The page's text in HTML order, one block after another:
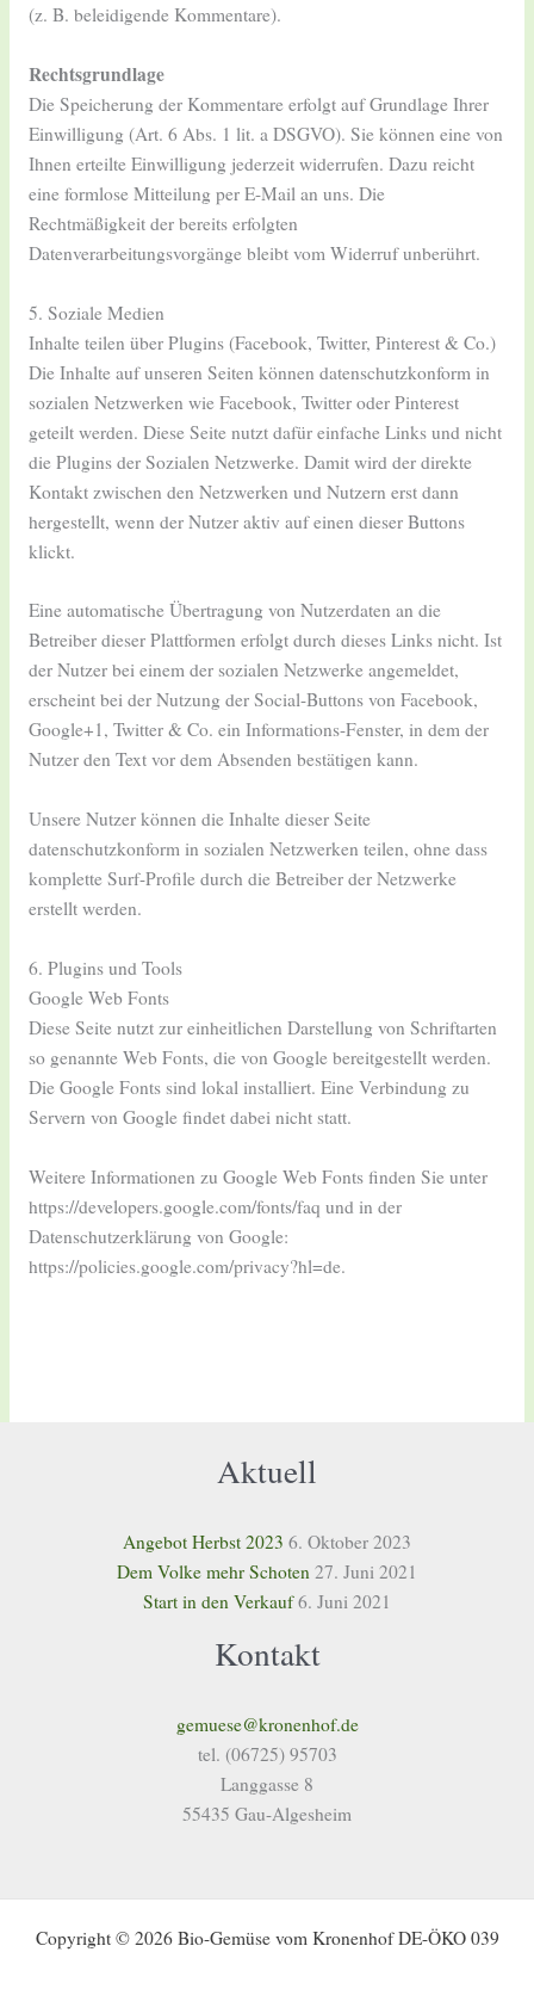
(z. B. beleidigende Kommentare).
Rechtsgrundlage
Die Speicherung der Kommentare erfolgt auf Grundlage Ihrer
Einwilligung (Art. 6 Abs. 1 lit. a DSGVO). Sie können eine von
Ihnen erteilte Einwilligung jederzeit widerrufen. Dazu reicht
eine formlose Mitteilung per E-Mail an uns. Die
Rechtmäßigkeit der bereits erfolgten
Datenverarbeitungsvorgänge bleibt vom Widerruf unberührt.
5. Soziale Medien
Inhalte teilen über Plugins (Facebook, Twitter, Pinterest & Co.)
Die Inhalte auf unseren Seiten können datenschutzkonform in
sozialen Netzwerken wie Facebook, Twitter oder Pinterest
geteilt werden. Diese Seite nutzt dafür einfache Links und nicht
die Plugins der Sozialen Netzwerke. Damit wird der direkte
Kontakt zwischen den Netzwerken und Nutzern erst dann
hergestellt, wenn der Nutzer aktiv auf einen dieser Buttons
klickt.
Eine automatische Übertragung von Nutzerdaten an die
Betreiber dieser Plattformen erfolgt durch dieses Links nicht. Ist
der Nutzer bei einem der sozialen Netzwerke angemeldet,
erscheint bei der Nutzung der Social-Buttons von Facebook,
Google+1, Twitter & Co. ein Informations-Fenster, in dem der
Nutzer den Text vor dem Absenden bestätigen kann.
Unsere Nutzer können die Inhalte dieser Seite
datenschutzkonform in sozialen Netzwerken teilen, ohne dass
komplette Surf-Profile durch die Betreiber der Netzwerke
erstellt werden.
6. Plugins und Tools
Google Web Fonts
Diese Seite nutzt zur einheitlichen Darstellung von Schriftarten
so genannte Web Fonts, die von Google bereitgestellt werden.
Die Google Fonts sind lokal installiert. Eine Verbindung zu
Servern von Google findet dabei nicht statt.
Weitere Informationen zu Google Web Fonts finden Sie unter
https://developers.google.com/fonts/faq und in der
Datenschutzerklärung von Google:
https://policies.google.com/privacy?hl=de.
Aktuell
Angebot Herbst 2023 6. Oktober 2023
Dem Volke mehr Schoten 27. Juni 2021
Start in den Verkauf 6. Juni 2021
Kontakt
gemuese@kronenhof.de
tel. (06725) 95703
Langgasse 8
55435 Gau-Algesheim
Copyright © 2026 Bio-Gemüse vom Kronenhof DE-ÖKO 039